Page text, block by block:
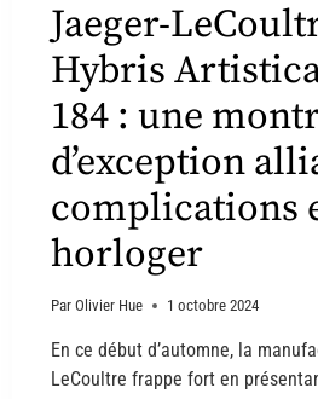
Jaeger-
Hybris
184 : une
d’exception
complications
horloger
Par Olivier Hue 1 octobre 2024
En ce début d’automne, la
LeCoultre frappe fort en